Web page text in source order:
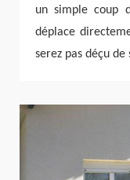
un simple coup
déplace
serez pas déçu